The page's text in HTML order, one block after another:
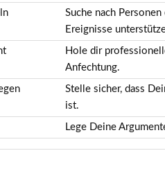
Suche nach
Ereignisse
Hole dir
Anfechtung.
Stelle sicher, dass
ist.
Lege Deine